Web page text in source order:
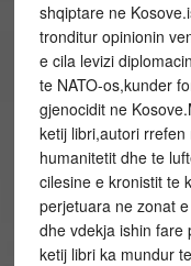
shqiptare ne
tronditur opinionin
e cila levizi
te NATO-os,kunder
gjenocidit ne
ketij libri,autori
humanitetit dhe te
cilesine e kronistit te
perjetuara ne zonat
dhe vdekja ishin fare
ketij libri ka mundur